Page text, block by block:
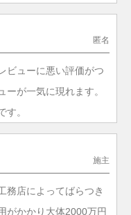
匿名
ビューに悪い評価がつ
ーが一気に現れます。
。
施主
務店によってばらつき
がかかり大体2000万円